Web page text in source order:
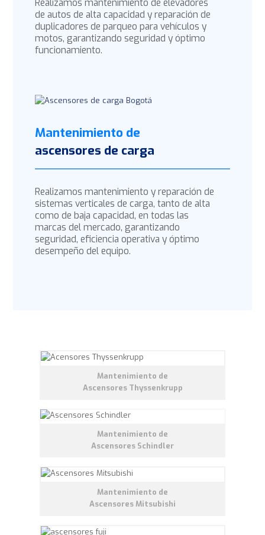
Realizamos mantenimiento de elevadores
de autos de alta capacidad y reparación de
duplicadores de parqueo para vehículos y
motos, garantizando seguridad y óptimo
funcionamiento.
Mantenimiento de
ascensores de carga
Realizamos mantenimiento y reparación de
sistemas verticales de carga, tanto de alta
como de baja capacidad, en todas las
marcas del mercado, garantizando
seguridad, eficiencia operativa y óptimo
desempeño del equipo.
Mantenimiento de
Ascensores Thyssenkrupp
Mantenimiento de
Ascensores Schindler
Mantenimiento de
Ascensores Mitsubishi